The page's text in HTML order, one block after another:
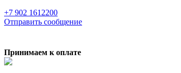
+7 902 1612200
Отправить сообщение
Принимаем к оплате